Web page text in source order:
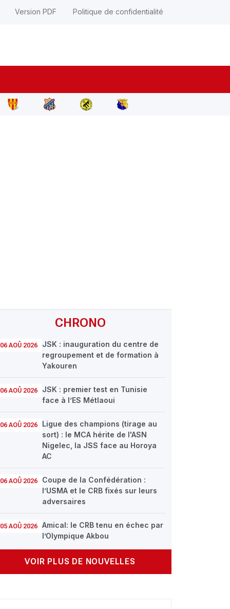
Version PDF Politique de confidentialité
CHRONO
06 AOÛ 2026
JSK : inauguration du centre de
regroupement et de formation à
Yakouren
06 AOÛ 2026
JSK : premier test en Tunisie
face à l’ES Métlaoui
06 AOÛ 2026
Ligue des champions (tirage au
sort) : le MCA hérite de l'ASN
Nigelec, la JSS face au Horoya
AC
06 AOÛ 2026
Coupe de la Confédération :
l’USMA et le CRB fixés sur leurs
adversaires
05 AOÛ 2026
Amical: le CRB tenu en échec par
l’Olympique Akbou
VOIR PLUS DE NOUVELLES